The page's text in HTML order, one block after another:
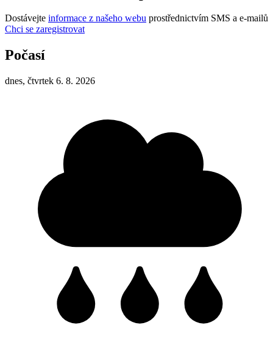
Dostávejte informace z našeho webu prostřednictvím SMS a e-mailů
Chci se zaregistrovat
Počasí
dnes, čtvrtek 6. 8. 2026